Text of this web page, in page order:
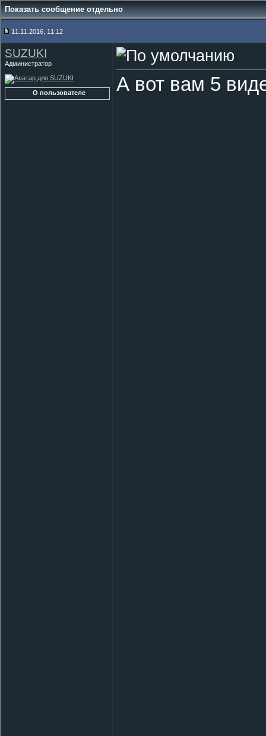
Показать сообщение отдельно
11.11.2016, 11:12
SUZUKI
Администратор
О пользователе А вот вам 5